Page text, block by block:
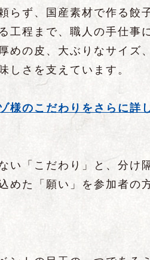
らず、国産素材で作る餃
工程まで、職人の手仕事
めの皮、大ぶりなサイズ
しさを支えています。
様のこだわりをさらに詳
い「こだわり」と、分け
めた「願い」を参加者の